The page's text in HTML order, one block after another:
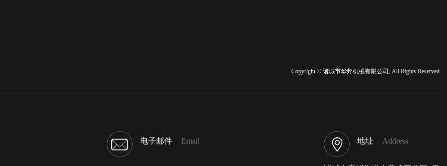
Copyright © 诸城市华邦机械有限公司, All Rights Reserved
电子邮件 Email 地址 Address